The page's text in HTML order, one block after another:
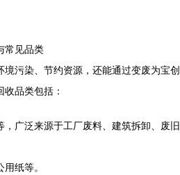
常见品类
污染、节约资源，还能通过变废为宝创
品类包括：
，广泛来源于工厂废料、建筑拆卸、废旧
纸等。